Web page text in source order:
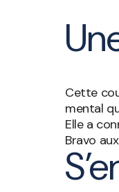
Cette
mental
Elle a
Bravo